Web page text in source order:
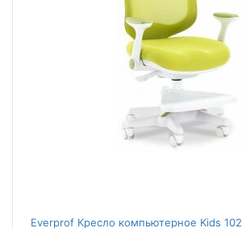
Everprof Кресло компьютерное Kids 102